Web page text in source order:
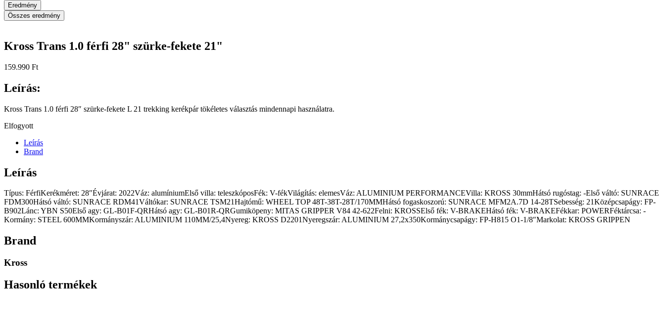
Eredmény
Összes eredmény
Kross Trans 1.0 férfi 28" szürke-fekete 21"
159.990 Ft
Leírás:
Kross Trans 1.0 férfi 28″ szürke-fekete L 21 trekking kerékpár tökéletes választás mindennapi használatra.
Elfogyott
Leírás
Brand
Leírás
Típus: FérfiKerékméret: 28″Évjárat: 2022Váz: alumíniumElső villa: teleszkóposFék: V-fékVilágítás: elemesVáz: ALUMINIUM PERFORMANCEVilla: KROSS 30mmHátsó rugóstag: -Első váltó: SUNRACE
FDM300Hátsó váltó: SUNRACE RDM41Váltókar: SUNRACE TSM21Hajtómű: WHEEL TOP 48T-38T-28T/170MMHátsó fogaskoszorú: SUNRACE MFM2A.7D 14-28TSebesség: 21Középcsapágy: FP-
B902Lánc: YBN S50Első agy: GL-B01F-QRHátsó agy: GL-B01R-QRGumiköpeny: MITAS GRIPPER V84 42-622Felni: KROSSElső fék: V-BRAKEHátsó fék: V-BRAKEFékkar: POWERFéktárcsa: -
Kormány: STEEL 600MMKormányszár: ALUMINIUM 110MM/25,4Nyereg: KROSS D2201Nyeregszár: ALUMINIUM 27,2x350Kormánycsapágy: FP-H815 O1-1/8″Markolat: KROSS GRIPPEN
Brand
Kross
Hasonló termékek